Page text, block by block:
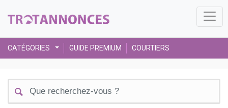
CATÉGORIES GUIDE PREMIUM COURTIERS